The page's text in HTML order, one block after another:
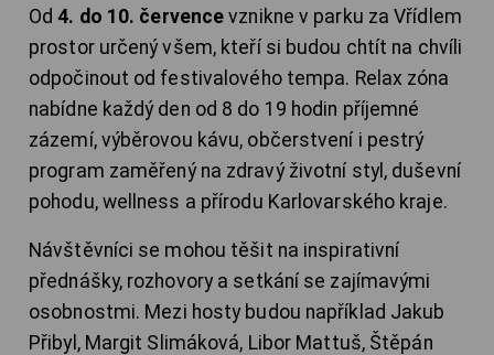
Od4. do 10. července vznikne v parku za Vřídlem
prostor určený všem, kteří si budou chtít na chvíli
odpočinout od festivalového tempa. Relax zóna
nabídne každý den od 8 do 19 hodin příjemné
zázemí, výběrovou kávu, občerstvení i pestrý
program zaměřený na zdravý životní styl, duševní
pohodu, wellness a přírodu Karlovarského kraje.
Návštěvníci se mohou těšit na inspirativní
přednášky, rozhovory a setkání se zajímavými
osobnostmi. Mezi hosty budou například Jakub
Přibyl, Margit Slimáková, Libor Mattuš, Štěpán